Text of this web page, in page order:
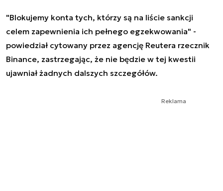
"Blokujemy konta tych, którzy są na liście sankcji
celem zapewnienia ich pełnego egzekwowania" -
powiedział cytowany przez agencję Reutera rzecznik
Binance, zastrzegając, że nie będzie w tej kwestii
ujawniał żadnych dalszych szczegółów.
Reklama